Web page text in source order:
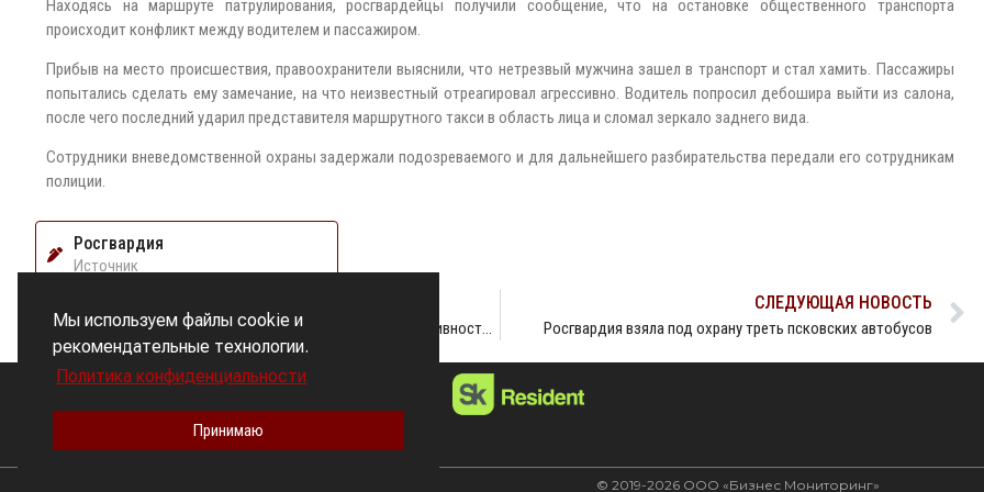
Мы используем файлы cookie и
рекомендательные технологии.
Политика конфиденциальности
Принимаю
Находясь на маршруте патрулирования, росгвардейцы получили сообщение, что на остановке общественного транспорта
происходит конфликт между водителем и пассажиром.
Прибыв на место происшествия, правоохранители выяснили, что нетрезвый мужчина зашел в транспорт и стал хамить. Пассажиры
попытались сделать ему замечание, на что неизвестный отреагировал агрессивно. Водитель попросил дебошира выйти из салона,
после чего последний ударил представителя маршрутного такси в область лица и сломал зеркало заднего вида.
Сотрудники вневедомственной охраны задержали подозреваемого и для дальнейшего разбирательства передали его сотрудникам
полиции.
Росгвардия
Источник
На выставке «ЭКСПОТЕХНОСТРАЖ» отмечена эффективность работы Росгвардии по обеспечению безопасности транспорта
СЛЕДУЮЩАЯ НОВОСТЬ
Росгвардия взяла под охрану треть псковских автобусов
БИЗНЕС МОНИТОРИНГ
© 2019-2026 ООО «Бизнес Мониторинг»